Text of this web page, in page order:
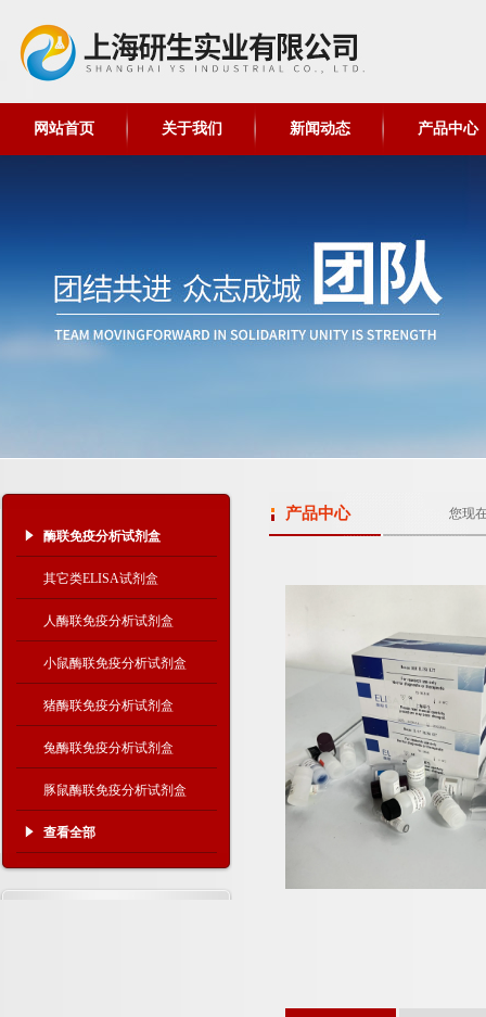
网站首页 关于我们 新闻动态 产品中心
酶联免疫分析试剂盒
其它类ELISA试剂盒
人酶联免疫分析试剂盒
小鼠酶联免疫分析试剂盒
猪酶联免疫分析试剂盒
兔酶联免疫分析试剂盒
豚鼠酶联免疫分析试剂盒
查看全部
产品中心 您现